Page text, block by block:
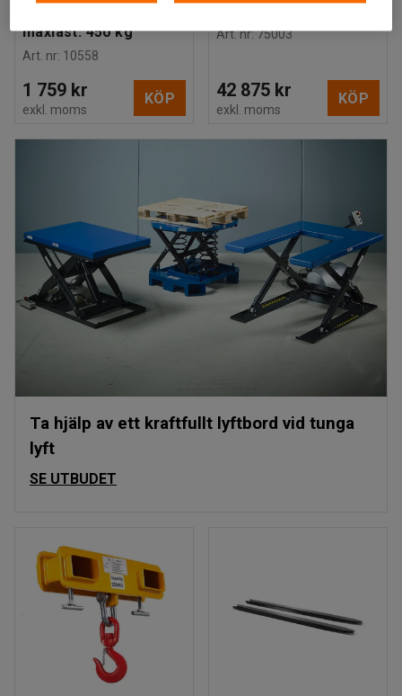
maxlast: 450 kg
Art. nr: 10558
1 759 kr
exkl. moms
KÖP
Art. nr:75003
42 875 kr
exkl. moms
KÖP
Ta hjälp av ett kraftfullt lyftbord vid tunga
lyft
SE UTBUDET